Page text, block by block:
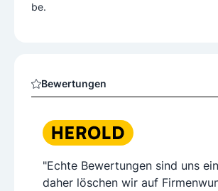
be.
Bewertungen
"Echte Bewertungen sind uns
daher löschen wir auf